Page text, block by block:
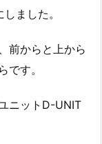
ました。
前からと上から
です。
ニットD-UNIT